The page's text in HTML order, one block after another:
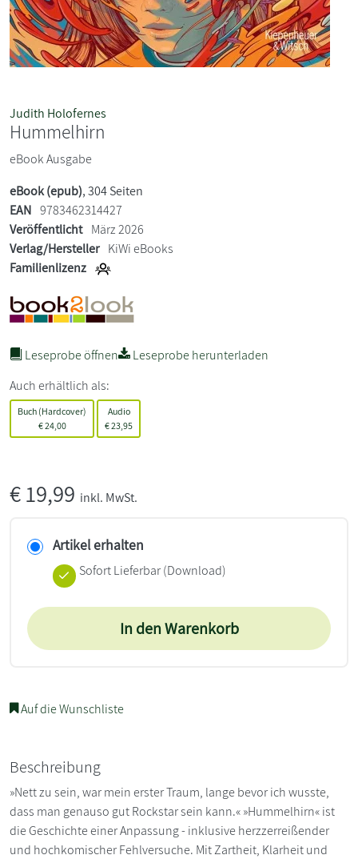
Judith Holofernes
Hummelhirn
eBook Ausgabe
eBook (epub), 304 Seiten
EAN 9783462314427
Veröffentlicht März 2026
Verlag/Hersteller KiWi eBooks
Familienlizenz
Leseprobe öffnen
Leseprobe herunterladen
Auch erhältlich als:
Buch (Hardcover)
€24,00
Audio
€23,95
€19,99 inkl. MwSt.
Artikel erhalten
Sofort Lieferbar (Download)
In den Warenkorb
Auf die Wunschliste
Beschreibung
»Nett zu sein, war mein erster Traum, lange bevor ich wusste,
dass man genauso gut Rockstar sein kann.« »Hummelhirn« ist
die Geschichte einer Anpassung - inklusive herzzerreißender
und hochkomischer Fehlversuche. Mit Zartheit, Klarheit und